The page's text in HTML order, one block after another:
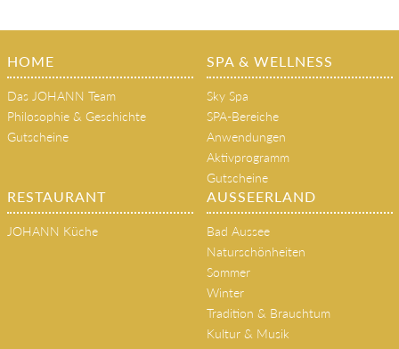
HOME
Das JOHANN Team
Philosophie & Geschichte
Gutscheine
SPA & WELLNESS
Sky Spa
SPA-Bereiche
Anwendungen
Aktivprogramm
Gutscheine
RESTAURANT
JOHANN Küche
AUSSEERLAND
Bad Aussee
Naturschönheiten
Sommer
Winter
Tradition & Brauchtum
Kultur & Musik